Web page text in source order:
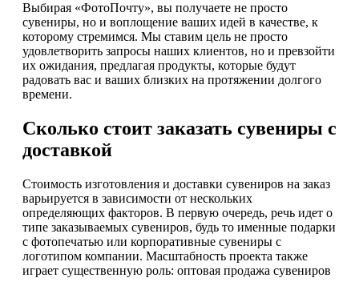
Выбирая «ФотоПочту», вы получаете не просто
сувениры, но и воплощение ваших идей в качестве, к
которому стремимся. Мы ставим цель не просто
удовлетворить запросы наших клиентов, но и превзойти
их ожидания, предлагая продукты, которые будут
радовать вас и ваших близких на протяжении долгого
времени.
Сколько стоит заказать сувениры с
доставкой
Стоимость изготовления и доставки сувениров на заказ
варьируется в зависимости от нескольких
определяющих факторов. В первую очередь, речь идет о
типе заказываемых сувениров, будь то именные подарки
с фотопечатью или корпоративные сувениры с
логотипом компании. Масштабность проекта также
играет существенную роль: оптовая продажа сувениров